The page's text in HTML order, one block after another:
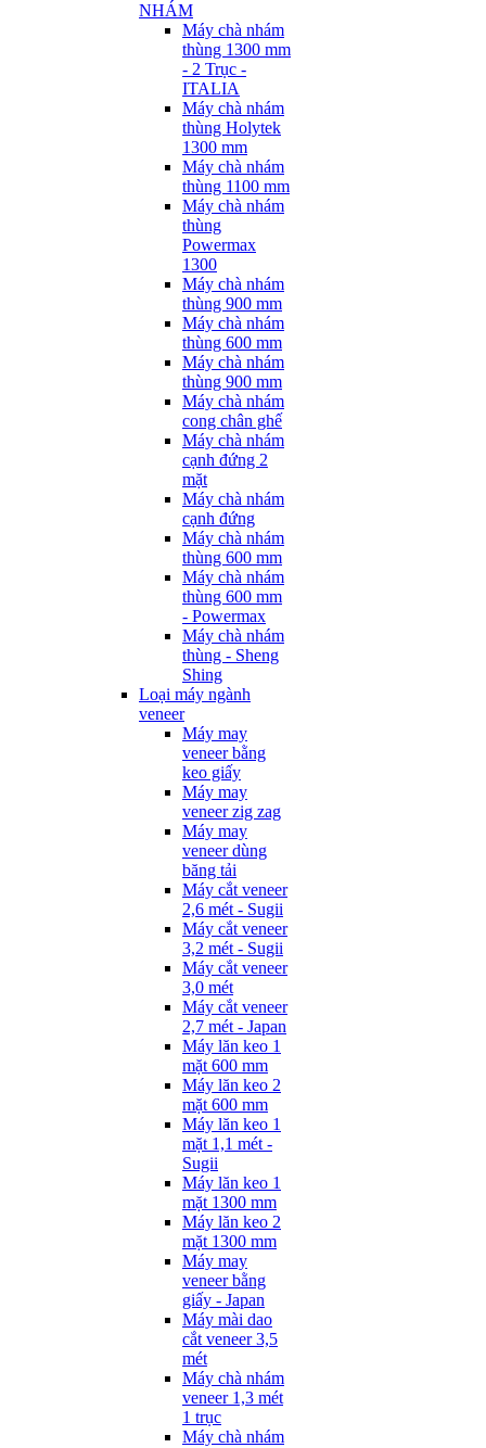
NHÁM
Máy chà nhám
thùng 1300 mm
- 2 Trục -
ITALIA
Máy chà nhám
thùng Holytek
1300 mm
Máy chà nhám
thùng 1100 mm
Máy chà nhám
thùng
Powermax
1300
Máy chà nhám
thùng 900 mm
Máy chà nhám
thùng 600 mm
Máy chà nhám
thùng 900 mm
Máy chà nhám
cong chân ghế
Máy chà nhám
cạnh đứng 2
mặt
Máy chà nhám
cạnh đứng
Máy chà nhám
thùng 600 mm
Máy chà nhám
thùng 600 mm
- Powermax
Máy chà nhám
thùng - Sheng
Shing
Loại máy ngành
veneer
Máy may
veneer bằng
keo giấy
Máy may
veneer zig zag
Máy may
veneer dùng
băng tải
Máy cắt veneer
2,6 mét - Sugii
Máy cắt veneer
3,2 mét - Sugii
Máy cắt veneer
3,0 mét
Máy cắt veneer
2,7 mét - Japan
Máy lăn keo 1
mặt 600 mm
Máy lăn keo 2
mặt 600 mm
Máy lăn keo 1
mặt 1,1 mét -
Sugii
Máy lăn keo 1
mặt 1300 mm
Máy lăn keo 2
mặt 1300 mm
Máy may
veneer bằng
giấy - Japan
Máy mài dao
cắt veneer 3,5
mét
Máy chà nhám
veneer 1,3 mét
1 trục
Máy chà nhám